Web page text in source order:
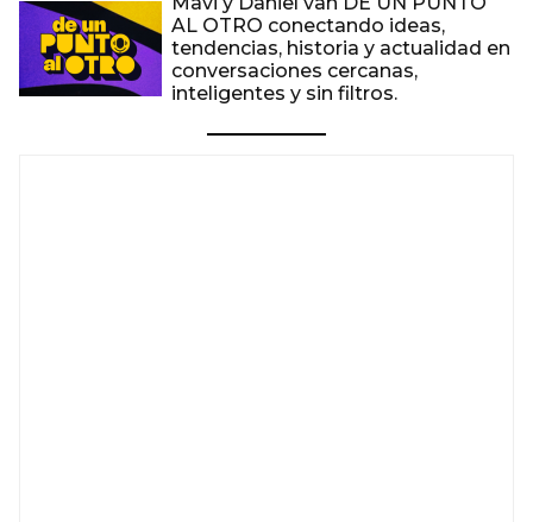
AL OTRO conectando ideas,
tendencias, historia y actualidad en
conversaciones cercanas,
inteligentes y sin filtros.